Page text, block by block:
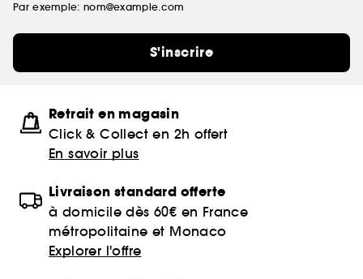
Par exemple: nom@example.com
S'inscrire
Retrait en magasin
Click & Collect en 2h offert
En savoir plus
Livraison standard offerte
à domicile dès 60€ en France
métropolitaine et Monaco
Explorer l'offre